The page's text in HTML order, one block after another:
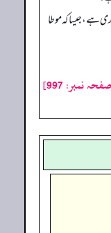
سزا ضروری ہے، جیسا کہ موطا
نمبر: 997]